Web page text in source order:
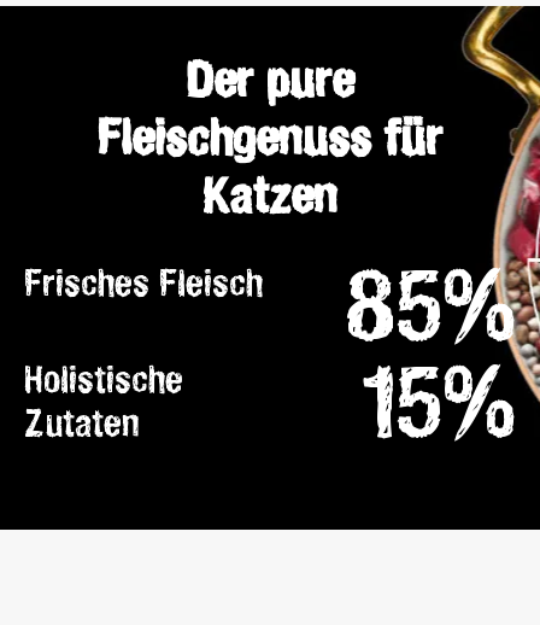
Der pure
Fleischgenuss für
Katzen
Frisches Fleisch 85%
Holistische
Zutaten
15%